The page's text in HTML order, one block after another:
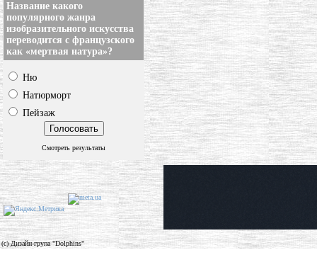
Название какого
популярного жанра
изобразительного искусства
переводится с французского
как «мертвая натура»?
Ню
Натюрморт
Пейзаж
Смотреть результаты
(c) Дизайн-група "Dolphins"